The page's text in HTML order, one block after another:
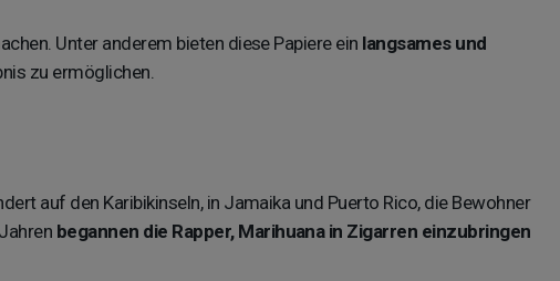
Unter anderem bieten diese Papiere ein langsames und
zu ermöglichen.
auf den Karibikinseln, in Jamaika und Puerto Rico, die Bewohner
begannen die Rapper, Marihuana in Zigarren einzubringen